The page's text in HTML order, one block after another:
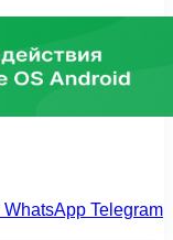
WhatsApp Telegram